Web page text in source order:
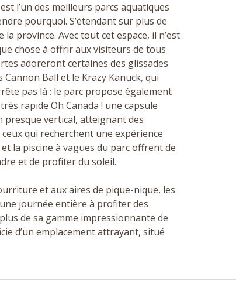
l’un des meilleurs parcs aquatiques
pourquoi. S’étendant sur plus de
la province. Avec tout cet espace, il n’est
chose à offrir aux visiteurs de tous
adoreront certaines des glissades
Ball et le Krazy Kanuck, qui
pas là : le parc propose également
rapide Oh Canada ! une capsule
vertical, atteignant des
qui recherchent une expérience
la piscine à vagues du parc offrent de
et de profiter du soleil.
et aux aires de pique-nique, les
journée entière à profiter des
de sa gamme impressionnante de
d’un emplacement attrayant, situé